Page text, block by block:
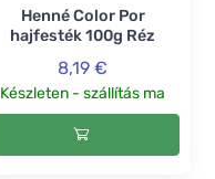
Henné Color Por
hajfesték 100g Réz
8,19 €
Készleten - szállítás ma